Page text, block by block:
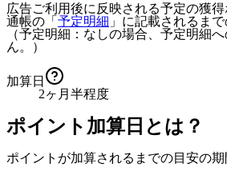
広告ご利用後に反映される予定の獲
通帳の「 予定明細 」に記載されるまで
（予定明細：なしの場合、予定明細
ん。）
加算日
2ヶ月半程度
ポイント加算日とは？
ポイントが加算されるまでの目安の期